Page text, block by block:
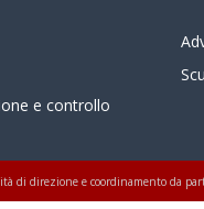
e controllo
di direzione e coordinamento da